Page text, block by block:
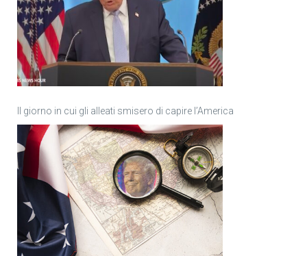
Il giorno in cui gli alleati smisero di capire l’America